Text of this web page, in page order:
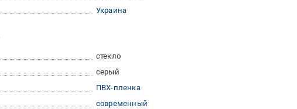
Украина
стекло
серый
ПВХ-пленка
современный